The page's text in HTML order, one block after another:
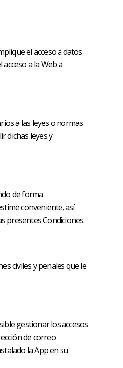
el acceso a datos
a la Web a
a las leyes o normas
dichas leyes y
de forma
conveniente, así
presentes Condiciones.
civiles y penales que le
gestionar los accesos
de correo
la App en su